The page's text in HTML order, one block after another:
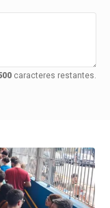
caracteres restantes.